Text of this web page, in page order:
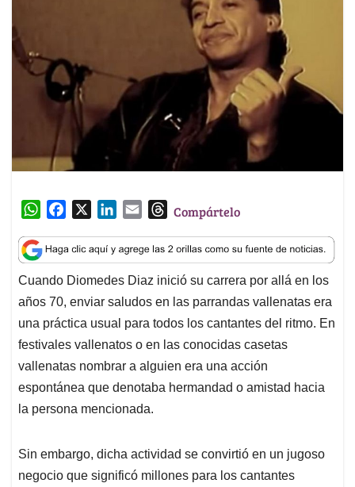
W
a
t
s
A
p
p
c
e
b
o
o
k
n
k
e
d
I
n
a
i
l
T
r
e
a
d
s
Compártelo
Cuando Diomedes Diaz inició su carrera por allá en los
años 70, enviar saludos en las parrandas vallenatas era
una práctica usual para todos los cantantes del ritmo. En
festivales vallenatos o en las conocidas casetas
vallenatas nombrar a alguien era una acción
espontánea que denotaba hermandad o amistad hacia
la persona mencionada.
Sin embargo, dicha actividad se convirtió en un jugoso
negocio que significó millones para los cantantes